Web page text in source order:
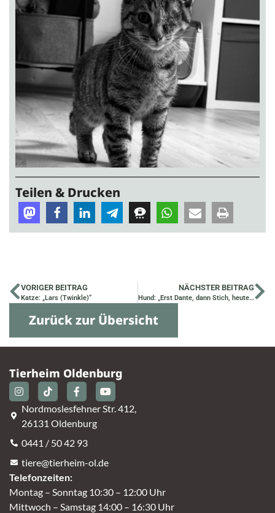
Teilen & Drucken
VORIGER BEITRAG
Katze: „Lars (Twinkle)“
NÄCHSTER BEITRAG
Hund: „Erst Dante, dann Stich, heute Anton“
Zurück zur Übersicht
Tierheim Oldenburg
Nordmoslesfehner Str. 412,
26131 Oldenburg
0441 / 50 42 93
tiere@tierheim-ol.de
Telefonzeiten:
Montag – Sonntag 10:30 – 12:00 Uhr
Mittwoch – Samstag 14:00 – 16:30 Uhr